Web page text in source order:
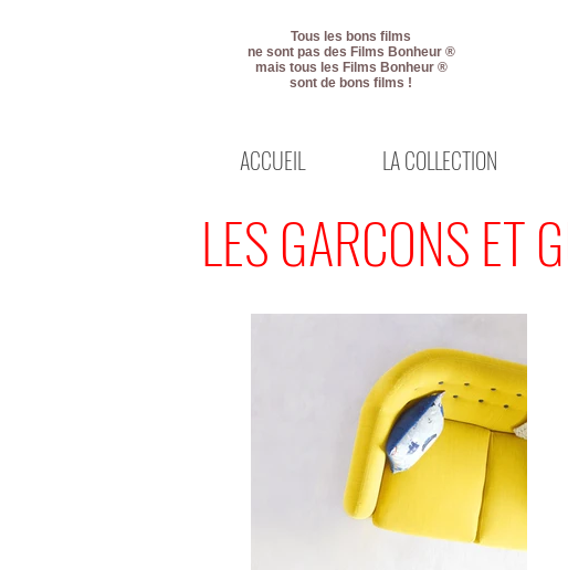
Tous les bons films
ne sont pas des Films Bonheur ®
mais tous les Films Bonheur ®
sont de bons films !
ACCUEIL LA COLLECTION
LES GARCONS ET